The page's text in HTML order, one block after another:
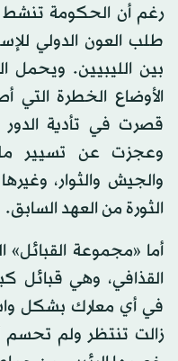
رغم أن الحكومة تنشط
طلب العون الدولي
بين الليبيين. ويحمل
الأوضاع الخطرة التي
قصرت في تأدية
وعجزت عن تسيير
والجيش والثوار،
الثورة من العهد السابق.
أما «مجموعة
القذافي، وهي قبائل
في أي معارك بشكل
زالت تنتظر ولم تحسم